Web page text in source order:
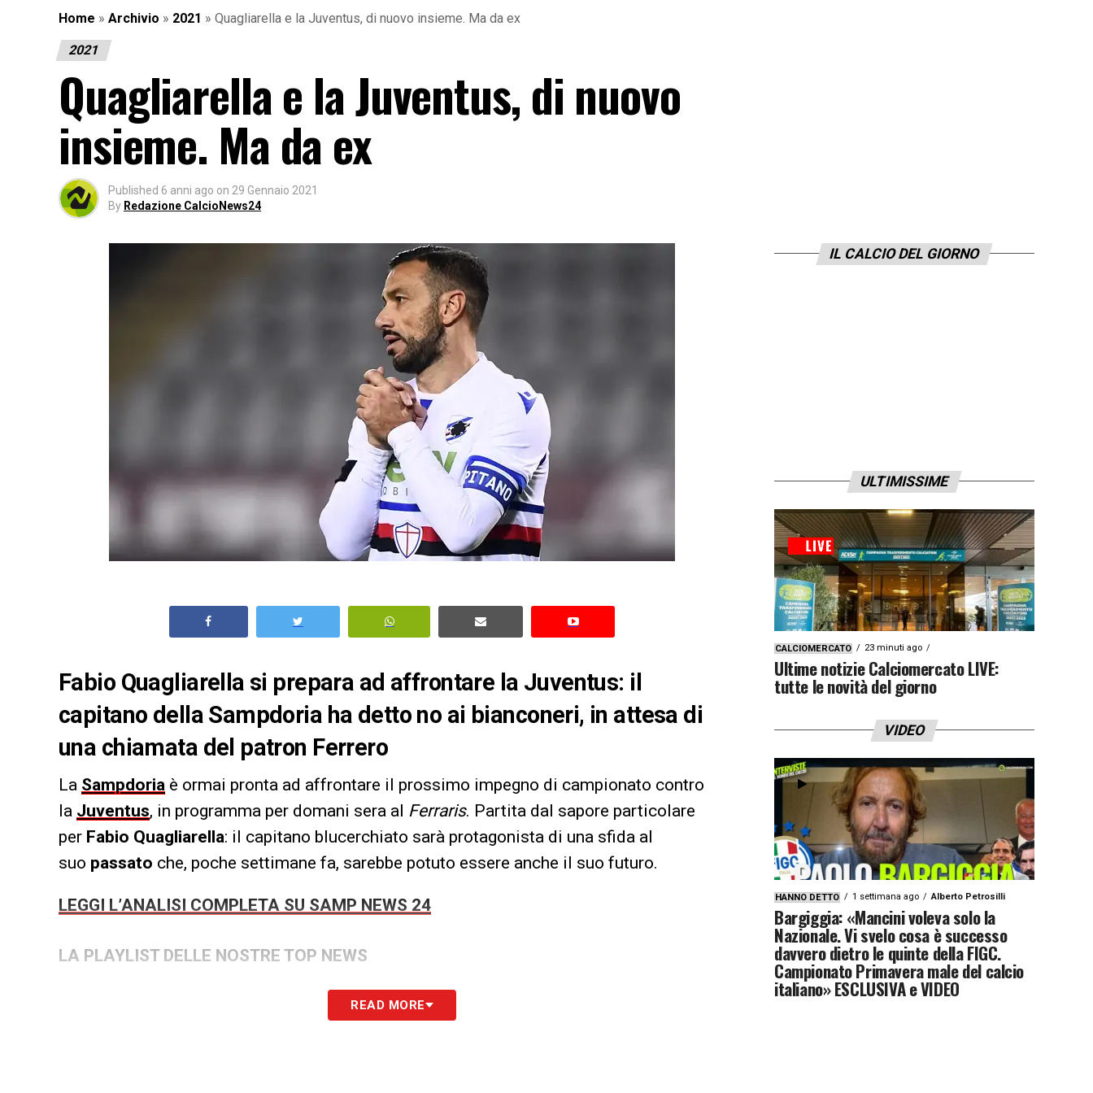
Home » Archivio » 2021 » Quagliarella e la Juventus, di nuovo insieme. Ma da ex
2021
Quagliarella e la Juventus, di nuovo
insieme. Ma da ex
Published 6 anni ago on 29 Gennaio 2021
By Redazione CalcioNews24
Fabio Quagliarella si prepara ad affrontare la Juventus: il
capitano della Sampdoria ha detto no ai bianconeri, in attesa di
una chiamata del patron Ferrero
La Sampdoria è ormai pronta ad affrontare il prossimo impegno di campionato contro
la Juventus, in programma per domani sera al Ferraris. Partita dal sapore particolare
per Fabio Quagliarella: il capitano blucerchiato sarà protagonista di una sfida al
suo passato che, poche settimane fa, sarebbe potuto essere anche il suo futuro.
LEGGI L’ANALISI COMPLETA SU SAMP NEWS 24
LA PLAYLIST DELLE NOSTRE TOP NEWS
READ MORE
IL CALCIO DEL GIORNO
ULTIMISSIME
CALCIOMERCATO 23 minuti ago
Ultime notizie Calciomercato LIVE:
tutte le novità del giorno
VIDEO
HANNO DETTO 1 settimana ago Alberto Petrosilli
Bargiggia: «Mancini voleva solo la
Nazionale. Vi svelo cosa è successo
davvero dietro le quinte della FIGC.
Campionato Primavera male del calcio
italiano» ESCLUSIVA e VIDEO